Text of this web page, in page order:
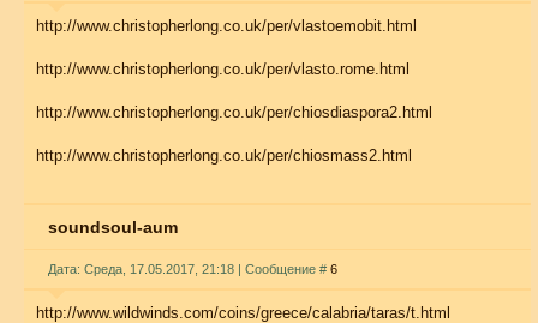
http://www.christopherlong.co.uk/per/vlastoemobit.html
http://www.christopherlong.co.uk/per/vlasto.rome.html
http://www.christopherlong.co.uk/per/chiosdiaspora2.html
http://www.christopherlong.co.uk/per/chiosmass2.html
soundsoul-aum
Дата: Среда, 17.05.2017, 21:18 | Сообщение # 6
http://www.wildwinds.com/coins/greece/calabria/taras/t.html